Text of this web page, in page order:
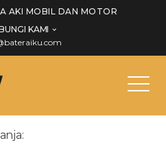
AKI MOBIL DAN MOTOR
KAMI